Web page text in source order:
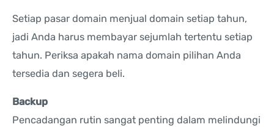
Setiap pasar domain menjual domain setiap tahun,
jadi Anda harus membayar sejumlah tertentu setiap
tahun. Periksa apakah nama domain pilihan Anda
tersedia dan segera beli.
Backup
Pencadangan rutin sangat penting dalam melindungi